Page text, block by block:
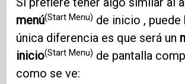
menú(Start Menu) de inicio , puede
única diferencia es que será un
inicio(Start Menu) de pantalla
como se ve: